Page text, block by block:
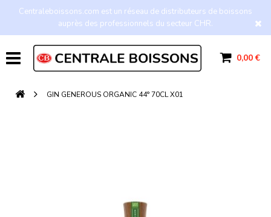
Centraleboissons.com est un réseau de distributeurs de boissons
auprès des professionnels du secteur CHR.
0,00 €
GIN GENEROUS ORGANIC 44° 70CL X01